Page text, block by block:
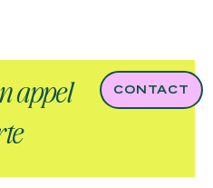
appel
CONTACT